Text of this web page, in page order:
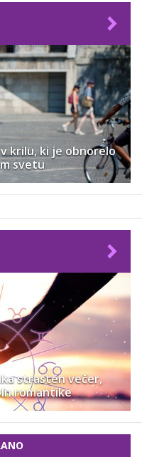
krilu, ki je obnorelo
svetu
strasten večer,
romantike